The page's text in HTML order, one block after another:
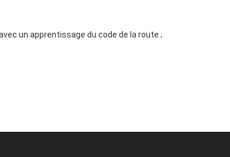
un apprentissage du code de la route ;